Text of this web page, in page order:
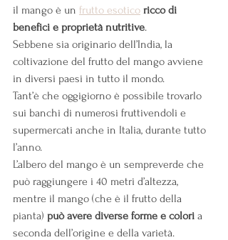
il mango è un frutto esotico ricco di
benefici e proprietà nutritive.
Sebbene sia originario dell’India, la
coltivazione del frutto del mango avviene
in diversi paesi in tutto il mondo.
Tant’è che oggigiorno è possibile trovarlo
sui banchi di numerosi fruttivendoli e
supermercati anche in Italia, durante tutto
l’anno.
L’albero del mango è un sempreverde che
può raggiungere i 40 metri d’altezza,
mentre il mango (che è il frutto della
pianta) può avere diverse forme e colori a
seconda dell’origine e della varietà.